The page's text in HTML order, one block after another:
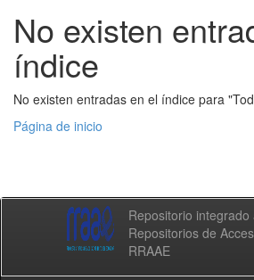
No existen
índice
No existen entradas en el índice para
Página de inicio
Repositorio integrado
Repositorios de
RRAAE